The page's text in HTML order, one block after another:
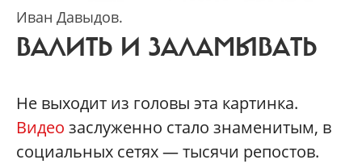
Иван Давыдов.
ВАЛИТЬ И ЗАЛАМЫВАТЬ
Не выходит из головы эта картинка.
Видео заслуженно стало знаменитым, в
социальных сетях — тысячи репостов.